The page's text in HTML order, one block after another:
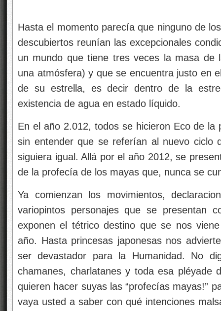
Hasta el momento parecía que ninguno de
descubiertos reunían las excepcionales
un mundo que tiene tres veces la masa de
una atmósfera) y que se encuentra justo en
de su estrella, es decir dentro de la
existencia de agua en estado líquido.
En el año 2.012, todos se hicieron Eco de la
sin entender que se referían al nuevo ciclo
siguiera igual. Allá por el año 2012, se
de la profecía de los mayas que, nunca se
Ya comienzan los movimientos,
variopintos personajes que se presentan
exponen el tétrico destino que se nos
año. Hasta princesas japonesas nos
ser devastador para la Humanidad. No
chamanes, charlatanes y toda esa pléyade
quieren hacer suyas las “profecías mayas!”
vaya usted a saber con qué intenciones